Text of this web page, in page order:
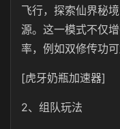
飞行，探索仙界秘
源。这一模式不仅
率，例如双修传功可
[虎牙奶瓶加速器]
2、组队玩法